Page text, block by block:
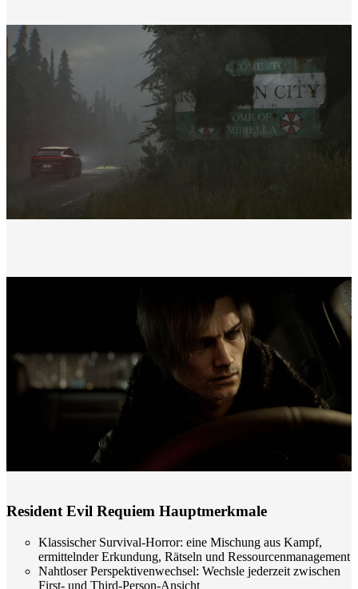
Resident Evil Requiem Hauptmerkmale
Klassischer Survival-Horror: eine Mischung aus Kampf,
ermittelnder Erkundung, Rätseln und Ressourcenmanagement
Nahtloser Perspektivenwechsel: Wechsle jederzeit zwischen
First- und Third-Person-Ansicht